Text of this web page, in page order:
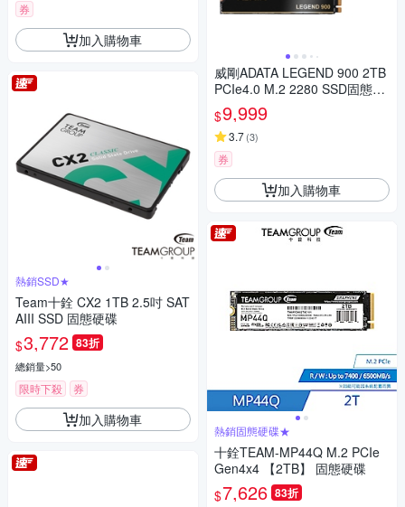
券
加入購物車
熱銷SSD★
Team十銓 CX2 1TB 2.5吋 SAT
AIII SSD 固態硬碟
$3,772 83折
總銷量>50
限時下殺 券
加入購物車
威剛ADATA LEGEND 900 2TB
PCIe4.0 M.2 2280 SSD固態硬
碟
$9,999
3.7(3)
券
加入購物車
熱銷固態硬碟★
十銓TEAM-MP44Q M.2 PCIe
Gen4x4 【2TB】 固態硬碟
$7,626 83折